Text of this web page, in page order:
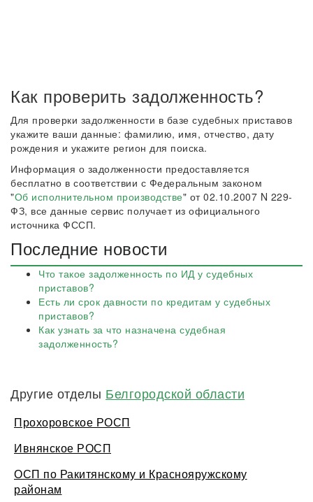
Как проверить задолженность?
Для проверки задолженности в базе судебных приставов
укажите ваши данные: фамилию, имя, отчество, дату
рождения и укажите регион для поиска.
Информация о задолженности предоставляется
бесплатно в соответствии с Федеральным законом
"Об исполнительном производстве" от 02.10.2007 N 229-
ФЗ, все данные сервис получает из официального
источника ФССП.
Последние новости
Что такое задолженность по ИД у судебных
приставов?
Есть ли срок давности по кредитам у судебных
приставов?
Как узнать за что назначена судебная
задолженность?
Другие отделы Белгородской области
Прохоровское РОСП
Ивнянское РОСП
ОСП по Ракитянскому и Краснояружскому
районам